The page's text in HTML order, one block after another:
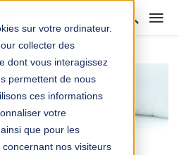
sur votre ordinateur.
collecter des
dont vous interagissez
permettent de nous
ces informations
votre
que pour les
nos visiteurs